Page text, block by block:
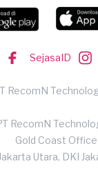
SejasaID
RecomN
RecomN
Gold Coast Office
Jakarta Utara, DKI